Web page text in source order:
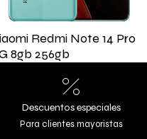
Redmi Note 14 Pro
8gb 256gb
Descuentos especiales
Para clientes mayoristas